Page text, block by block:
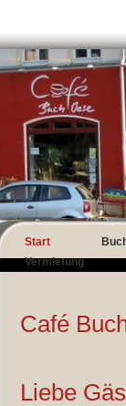
Start
Vermietung
Café
Liebe